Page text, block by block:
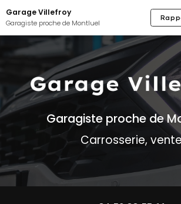
au
contenu
principal
Garage Villefroy
Garagiste proche de Montluel
Garagiste proche de
Carrosserie,